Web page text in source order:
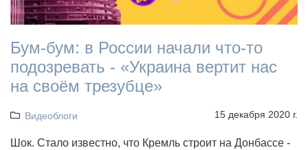
Бум-бум: в России начали что-то
подозревать - «Украина вертит нас
на своём трезубце»
Видеоблоги 15 декабря 2020 г.
Шок. Стало известно, что Кремль строит на Донбассе -